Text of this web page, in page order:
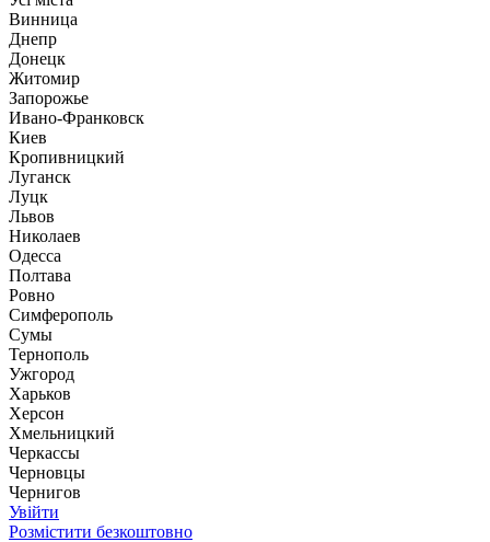
Винница
Днепр
Донецк
Житомир
Запорожье
Ивано-Франковск
Киев
Кропивницкий
Луганск
Луцк
Львов
Николаев
Одесса
Полтава
Ровно
Симферополь
Сумы
Тернополь
Ужгород
Харьков
Херсон
Хмельницкий
Черкассы
Чернoвцы
Чернигов
Увійти
Розмістити безкоштовно